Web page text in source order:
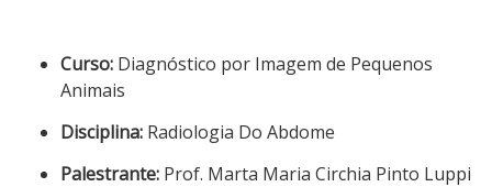
Curso: Diagnóstico por Imagem de Pequenos
Animais
Disciplina: Radiologia Do Abdome
Palestrante: Prof. Marta Maria Circhia Pinto Luppi